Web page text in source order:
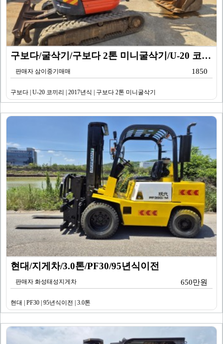
구보다/굴삭기/구보다 2톤 미니굴삭기/U-20 코끼리/…
판매자 삼이중기매매 1850
구보다 | U-20 코끼리 | 2017년식 | 구보다 2톤 미니굴삭기
현대/지게차/3.0톤/PF30/95년식이전
판매자 화성태성지게차 650만원
현대 | PF30 | 95년식이전 | 3.0톤